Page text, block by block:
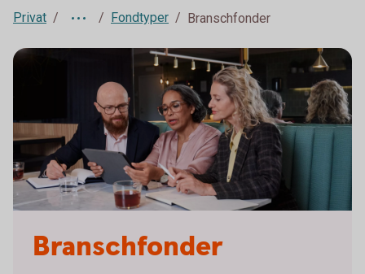
Privat Fondtyper Branschfonder
Branschfonder